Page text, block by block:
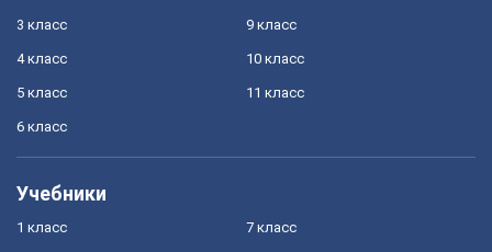
3 класс
4 класс
5 класс
6 класс
9 класс
10 класс
11 класс
Учебники
1 класс 7 класс